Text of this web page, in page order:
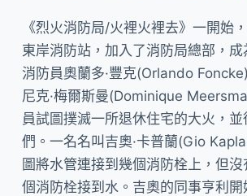
《烈火消防局/火裡火裡去》一開始
東岸消防站，加入了消防局總部，成
消防員奧蘭多·豐克(Orlando
尼克·梅爾斯曼(Dominique
員試圖撲滅一所退休住宅的大火，
們。一名名叫吉奧·卡普蘭(Gio
圖將水管連接到幾個消防栓上，但
個消防栓接到水。吉奧的同事亨利